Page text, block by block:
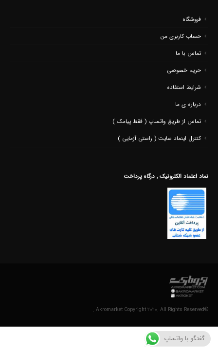
فروشگاه
حساب کاربری من
تماس با ما
حریم خصوصی
شرایط استفاده
درباره ی ما
تماس از طریق واتساپ ( فقط پیامک )
کنترل اینماد سایت ( راستی آزمایی )
نماد اعتماد الکترونیک , درگاه پرداخت
©Akromarket Copyright 2020. All Rights Reserved .
گفتگو با واتساپ